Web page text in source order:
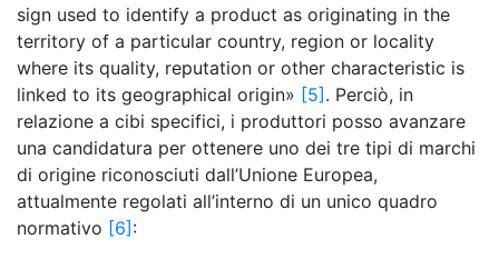
sign used to identify a product as originating in the
territory of a particular country, region or locality
where its quality, reputation or other characteristic is
linked to its geographical origin» [5]. Perciò, in
relazione a cibi specifici, i produttori posso avanzare
una candidatura per ottenere uno dei tre tipi di marchi
di origine riconosciuti dall’Unione Europea,
attualmente regolati all’interno di un unico quadro
normativo [6]: